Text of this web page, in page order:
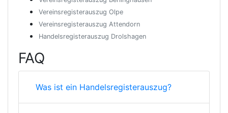
Vereinsregisterauszug Olpe
Vereinsregisterauszug Attendorn
Handelsregisterauszug Drolshagen
FAQ
Was ist ein Handelsregisterauszug?